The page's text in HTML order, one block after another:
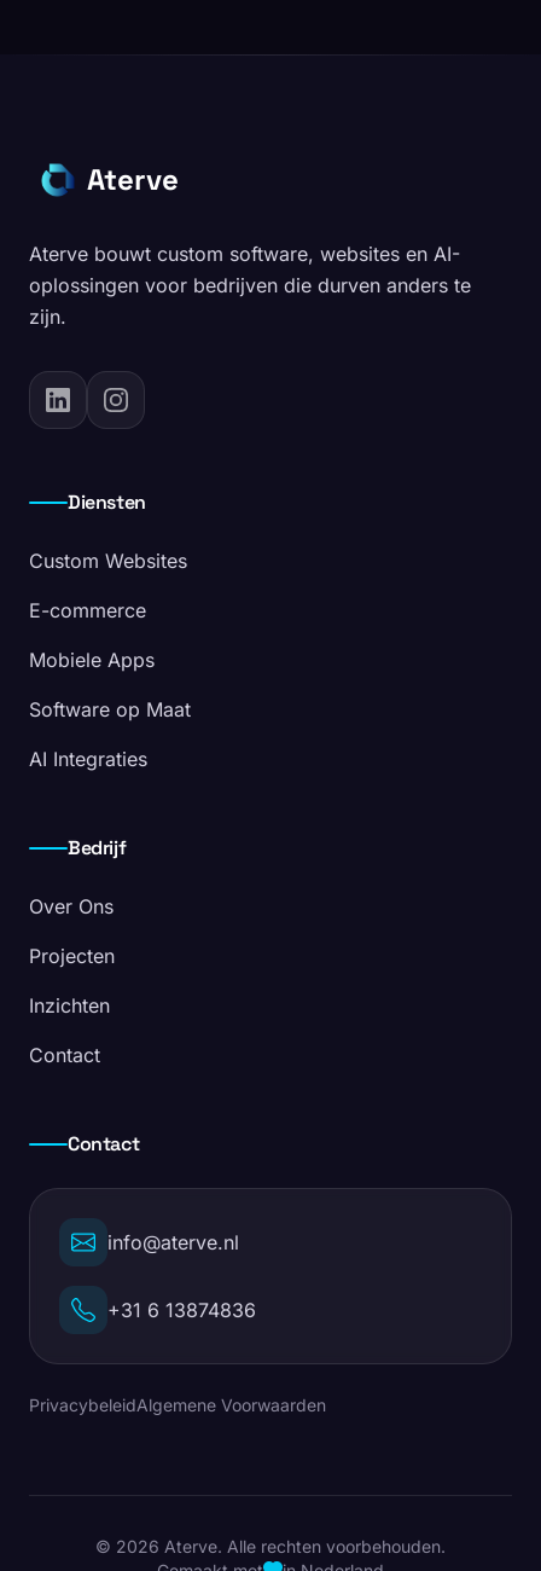
Aterve
Aterve bouwt custom software, websites en AI-
oplossingen voor bedrijven die durven anders te
zijn.
Diensten
Custom Websites
E-commerce
Mobiele Apps
Software op Maat
AI Integraties
Bedrijf
Over Ons
Projecten
Inzichten
Contact
Contact
info@aterve.nl
+31 6 13874836
PrivacybeleidAlgemene Voorwaarden
© 2026 Aterve. Alle rechten voorbehouden.